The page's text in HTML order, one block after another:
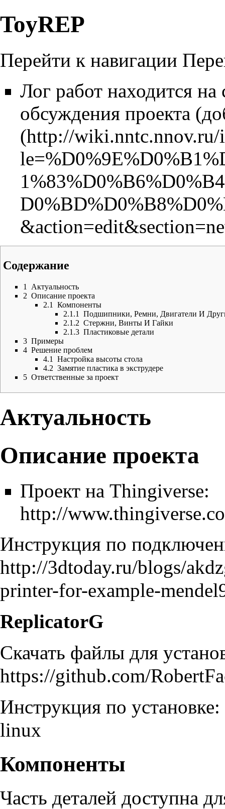
ToyREP
Перейти к навигации
Лог работ находится на
обсуждения проекта (
Содержание
1
Актуальность
2 Описание проекта
2.1
Компоненты
2.1.1
Подшипники, Ремни, Двигатели И
2.1.2 Стержни, Винты И Гайки
2.1.3 Пластиковые детали
3 Примеры
4 Решение проблем
4.1
Настройка высоты стола
4.2 Замятие пластика в экструдере
5 Ответственные за проект
Актуальность
Описание проекта
Проект на Thingiverse:
http://
Инструкция по
http://3dtoday.ru/blogs/
printer-for-example-
ReplicatorG
Скачать файлы для
https://github.com/
Инструкция по установке:
linux
Компоненты
Часть деталей доступна